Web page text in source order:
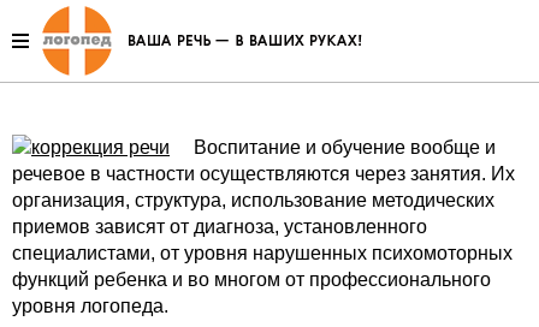
Методика работы по коррекции
звукопроизношения
Воспитание и обучение вообще и
речевое в частности осуществляются через занятия. Их
организация, структура, использование методических
приемов зависят от диагноза, установленного
специалистами, от уровня нарушенных психомоторных
функций ребенка и во многом от профессионального
уровня логопеда.